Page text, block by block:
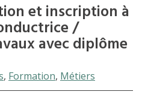
et inscription à
/
avec diplôme
, Formation, Métiers